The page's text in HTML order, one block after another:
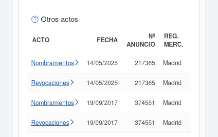
Otros actos
ACTO FECHA
Nº
ANUNCIO
REG.
MERC.
Nombramientos 14/05/2025 217365 Madrid
Revocaciones 14/05/2025 217365 Madrid
Nombramientos 19/09/2017 374551 Madrid
Revocaciones 19/09/2017 374551 Madrid